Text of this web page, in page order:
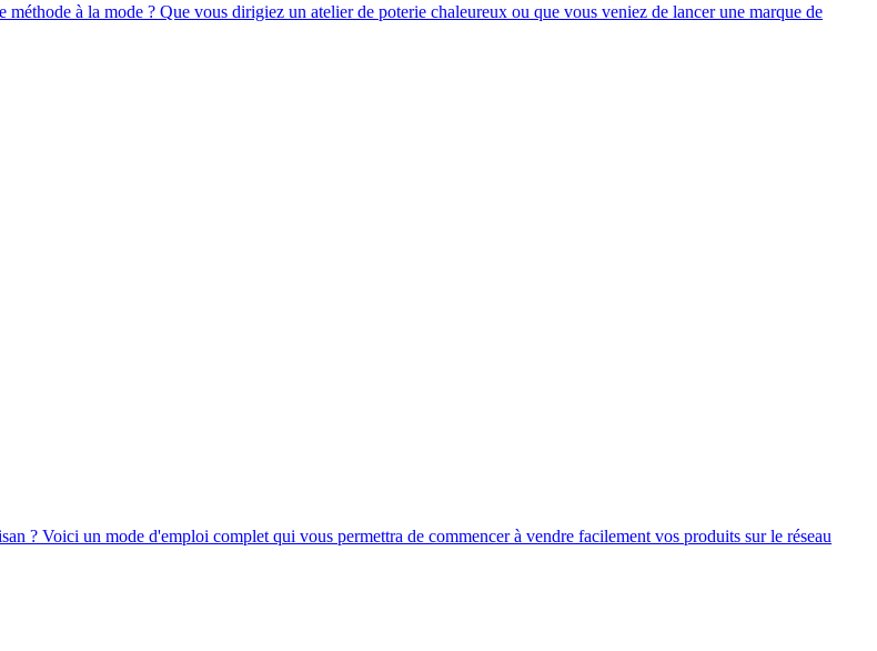
à la mode ? Que vous dirigiez un atelier de poterie chaleureux ou que vous veniez de lancer une marque de
? Voici un mode d'emploi complet qui vous permettra de commencer à vendre facilement vos produits sur le réseau